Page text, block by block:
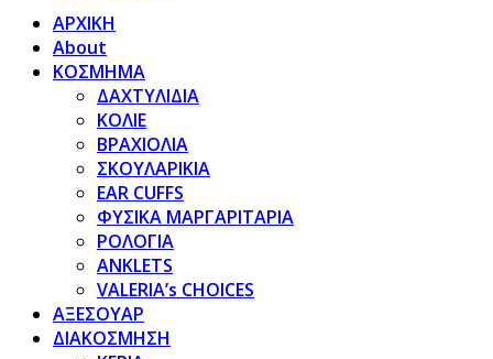
ΑΡΧΙΚΗ
About
ΚΟΣΜΗΜΑ
ΔΑΧΤΥΛΙΔΙΑ
ΚΟΛΙΕ
ΒΡΑΧΙΟΛΙΑ
ΣΚΟΥΛΑΡΙΚΙΑ
EAR CUFFS
ΦΥΣΙΚΑ ΜΑΡΓΑΡΙΤΑΡΙΑ
ΡΟΛΟΓΙΑ
ANKLETS
VALERIA’s CHOICES
ΑΞΕΣΟΥΑΡ
ΔΙΑΚΟΣΜΗΣΗ